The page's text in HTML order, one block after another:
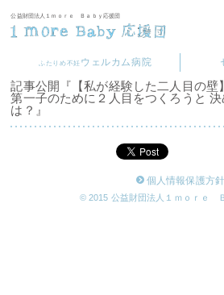
公益財団法人１ｍｏｒｅ Ｂａｂｙ応援団
ふたりめ不妊 ウェルカム病院
記事公開『【私が経験した二人目の壁
第一子のために２人目をつくろうと
は？』
個人情報保護方針
© 2015 公益財団法人１ｍｏｒｅ